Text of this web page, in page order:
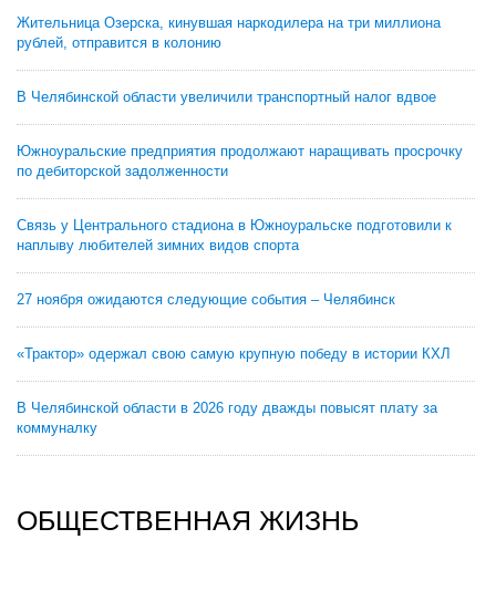
Жительница Озерска, кинувшая наркодилера на три миллиона
рублей, отправится в колонию
В Челябинской области увеличили транспортный налог вдвое
Южноуральские предприятия продолжают наращивать просрочку
по дебиторской задолженности
Связь у Центрального стадиона в Южноуральске подготовили к
наплыву любителей зимних видов спорта
27 ноября ожидаются следующие события – Челябинск
«Трактор» одержал свою самую крупную победу в истории КХЛ
В Челябинской области в 2026 году дважды повысят плату за
коммуналку
ОБЩЕСТВЕННАЯ ЖИЗНЬ